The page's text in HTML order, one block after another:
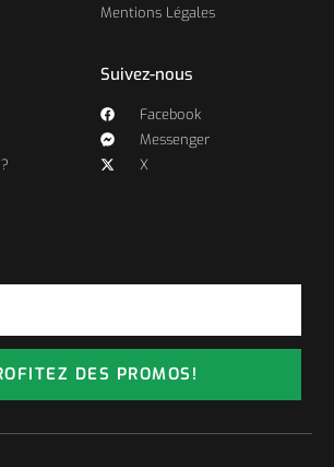
Mentions Légales
Suivez-nous
Facebook
Messenger
X
DES PROMOS!